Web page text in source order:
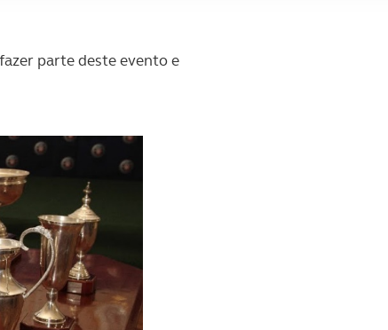
de dados pessoais serão realizadas apenas com o seu
tecnologias similares pode ter impacto na sua experiência de
parte deste evento e